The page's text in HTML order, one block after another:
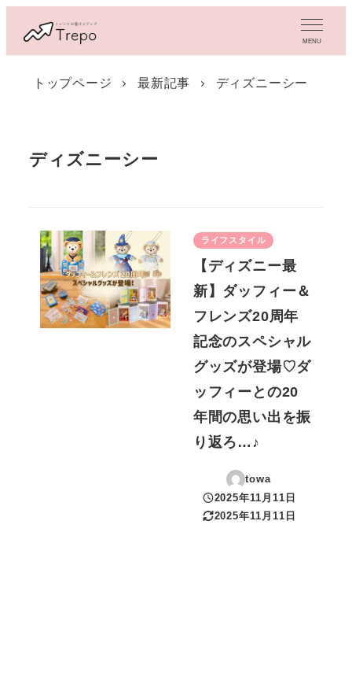
MENU
トップページ 最新記事 ディズニーシー
ディズニーシー
ライフスタイル
【ディズニー最
新】ダッフィー＆
フレンズ20周年
記念のスペシャル
グッズが登場♡ダ
ッフィーとの20
年間の思い出を振
り返ろ…♪
towa
投稿日
2025年11月11日
更新日
2025年11月11日